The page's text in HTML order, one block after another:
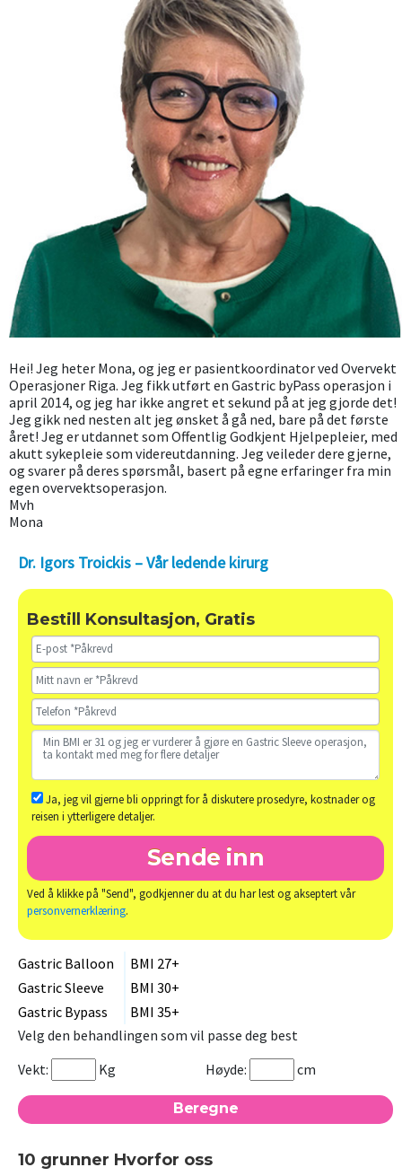
Hei! Jeg heter Mona, og jeg er pasientkoordinator ved Overvekt
Operasjoner Riga. Jeg fikk utført en Gastric byPass operasjon i
april 2014, og jeg har ikke angret et sekund på at jeg gjorde det!
Jeg gikk ned nesten alt jeg ønsket å gå ned, bare på det første
året! Jeg er utdannet som Offentlig Godkjent Hjelpepleier, med
akutt sykepleie som videreutdanning. Jeg veileder dere gjerne,
og svarer på deres spørsmål, basert på egne erfaringer fra min
egen overvektsoperasjon.
Mvh
Mona
Dr. Igors Troickis – Vår ledende kirurg
Bestill Konsultasjon, Gratis
Ja, jeg vil gjerne bli oppringt for å diskutere prosedyre, kostnader og
reisen i ytterligere detaljer.
Ved å klikke på "Send", godkjenner du at du har lest og akseptert vår
personvernerklæring.
Gastric Balloon
BMI 27+
Gastric Sleeve
BMI 30+
Gastric Bypass
BMI 35+
Velg den behandlingen som vil passe deg best
Vekt:
Kg Høyde: cm
10 grunner Hvorfor oss